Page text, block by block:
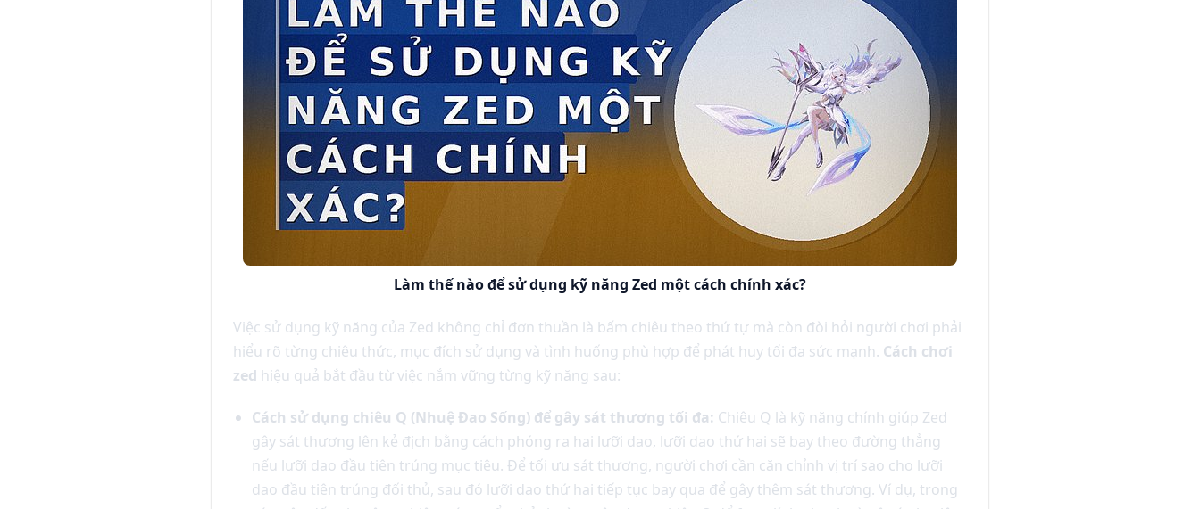
Làm thế nào để sử dụng kỹ năng Zed một cách chính xác?
Việc sử dụng kỹ năng của Zed không chỉ đơn thuần là bấm chiêu theo thứ tự mà còn đòi hỏi người chơi phải
hiểu rõ từng chiêu thức, mục đích sử dụng và tình huống phù hợp để phát huy tối đa sức mạnh. Cách chơi
zed hiệu quả bắt đầu từ việc nắm vững từng kỹ năng sau:
Cách sử dụng chiêu Q (Nhuệ Đao Sống) để gây sát thương tối đa: Chiêu Q là kỹ năng chính giúp Zed
gây sát thương lên kẻ địch bằng cách phóng ra hai lưỡi dao, lưỡi dao thứ hai sẽ bay theo đường thẳng
nếu lưỡi dao đầu tiên trúng mục tiêu. Để tối ưu sát thương, người chơi cần căn chỉnh vị trí sao cho lưỡi
dao đầu tiên trúng đối thủ, sau đó lưỡi dao thứ hai tiếp tục bay qua để gây thêm sát thương. Ví dụ, trong